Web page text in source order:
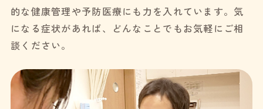
的な健康管理や予防医療にも力を入れています。気
になる症状があれば、どんなことでもお気軽にご相
談ください。